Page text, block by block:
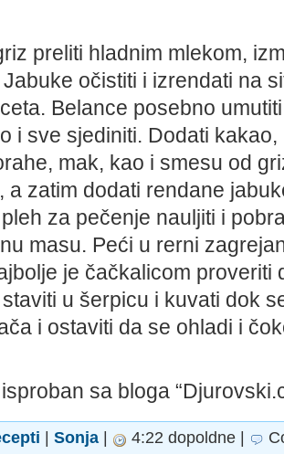
preliti hladnim mlekom,
očistiti i izrendati na
Belance posebno
i sve sjediniti. Dodati
mak, kao i smesu od
a zatim dodati rendane
za pečenje nauljiti i
masu. Peći u rerni
je čačkalicom proveriti
u šerpicu i kuvati dok
i ostaviti da se ohladi i
sa bloga
Sonja 4:22 dopoldne |